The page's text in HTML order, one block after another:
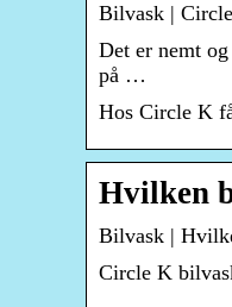
Bilvask |
Det er nemt
på …
Hos Circle K
Hvilken
Bilvask |
Circle K